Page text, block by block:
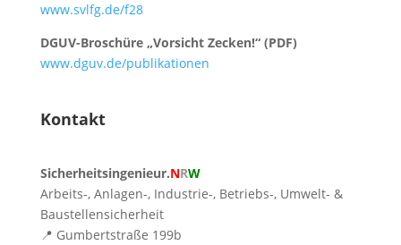
www.svlfg.de/f28
DGUV-Broschüre „Vorsicht Zecken!“ (PDF)
www.dguv.de/publikationen
Kontakt
Sicherheitsingenieur.NRW
Arbeits-, Anlagen-, Industrie-, Betriebs-, Umwelt- &
Baustellensicherheit
📍 Gumbertstraße 199b